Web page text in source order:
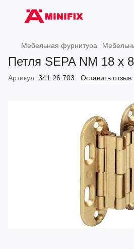
Мебельная фурнитура
Петля SEPA NM 18 х
Артикул: 341.26.703 Оставить отзыв